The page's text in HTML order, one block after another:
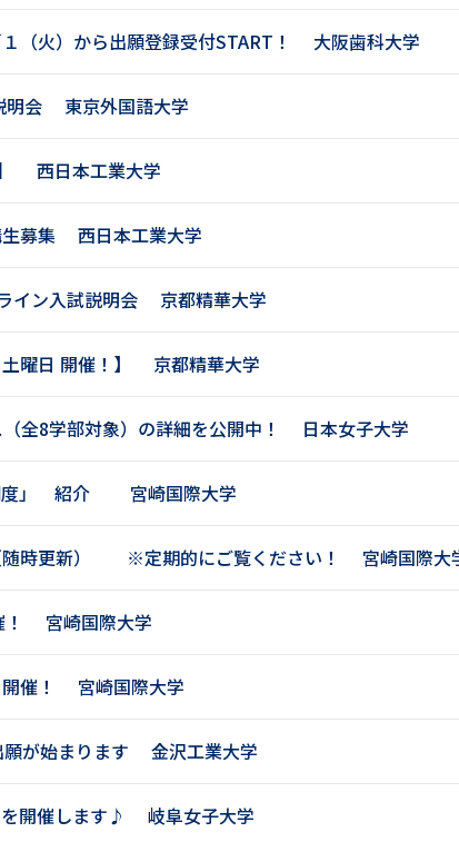
大学で学べる内容や特徴を調
新増設大学・学部・学科特集
新学年スタート号特集ページ（高2生用）
SELFBRAND特集ページ
オープンキャンパスなどを調
オープンキャンパス検索
実施プログ
来場型・Web型イベント特集
夢ナビラ
受験準備
（火）から出願登録受付START！ 大阪歯科大学
明会 東京外国語大学
西日本工業大学
募集 西日本工業大学
イン入試説明会 京都精華大学
曜日 開催！】 京都精華大学
全8学部対象）の詳細を公開中！ 日本女子大学
度」 紹介 宮崎国際大学
時更新） ※定期的にご覧ください！ 宮崎国際大
宮崎国際大学
催！ 宮崎国際大学
が始まります 金沢工業大学
開催します♪ 岐阜女子大学